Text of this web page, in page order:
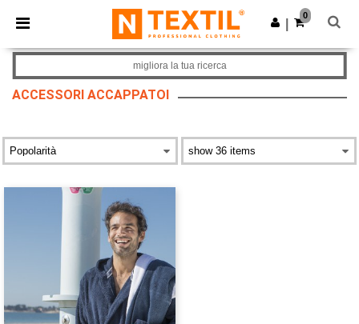
× App Ntextil
Prezzi migliori sull'app!
Scarica app
0
ACCESSORI ACCAPPATOI
migliora la tua ricerca